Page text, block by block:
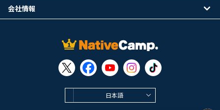
日本語
会社情報